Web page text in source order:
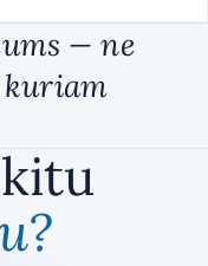
— ne
kuriam